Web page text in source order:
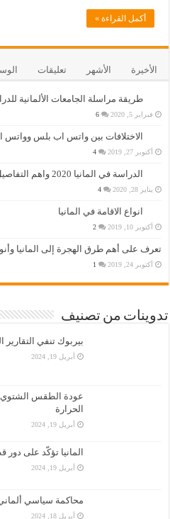
أكمل القراءة »
الأخيرة الأشهر تعليقات
طريقة مراسلة الجامعات الألمانية
فبراير 5, 2020 6
الاختلافات بين واتس اب بلس وواتس
أكتوبر 27, 2019 4
الدراسة في المانيا 2020 واهم التفاصيل عنها
يناير 28, 2020 4
انواع الاقامة في المانيا
أكتوبر 10, 2019 2
تعرف على أهم طرق الهجرة إلى المانيا
أكتوبر 24, 2019 1
تدوينات من تصنيف
بيربوك تنفي
أبريل 19, 2024
عودة الطقس الشتوي
الحرارة
أبريل 19, 2024
المانيا تؤكّد على
أبريل 19, 2024
محاكمة سياسي
أبريل 18, 2024